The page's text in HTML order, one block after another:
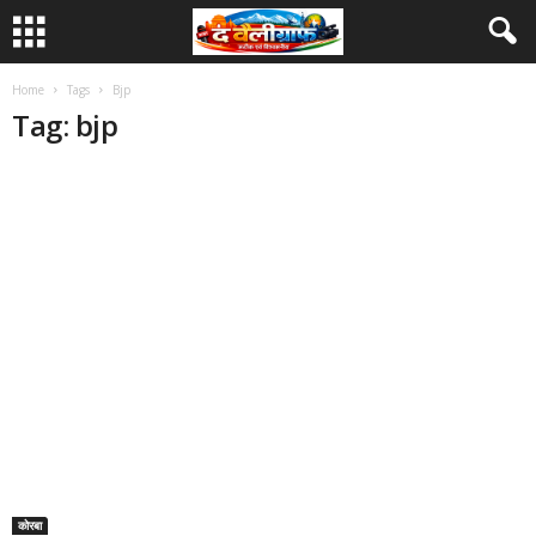
Home Tags Bjp
Tag: bjp
कोरबा